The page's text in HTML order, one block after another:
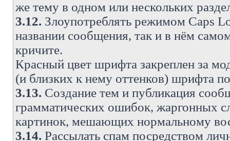
же тему в одном или нескольких
3.12. Злоупотреблять режимом Caps
названии сообщения, так и в нём
кричите.
Красный цвет шрифта закреплен за
(и близких к нему оттенков) шрифта
3.13. Создание тем и публикация
грамматических ошибок, жаргонных
картинок, мешающих нормальному
3.14. Рассылать спам посредством